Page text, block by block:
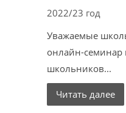
2022/23 год
Уважаемые
онлайн-семинар
школьников...
Читать далее